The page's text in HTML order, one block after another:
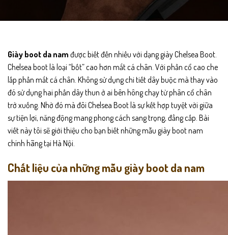
Giày boot da nam được biết đến nhiều với dạng giày Chelsea Boot.
Chelsea boot là loại “bốt” cao hơn mắt cá chân. Với phần cổ cao che
lấp phần mắt cá chân. Không sử dụng chi tiết dây buộc mà thay vào
đó sử dụng hai phần dây thun ở ai bên hông chạy từ phân cổ chân
trở xuống. Nhờ đó mà đôi Chelsea Boot là sự kết hợp tuyệt vời giữa
sự tiện lợi, năng động mang phong cách sang trọng, đẳng cấp. Bài
viết này tôi sẽ giới thiệu cho bạn biết những mẫu giày boot nam
chính hãng tại Hà Nội.
Chất liệu của những mẫu giày boot da nam